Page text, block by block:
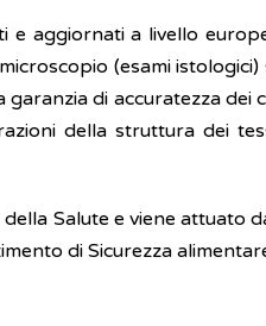
aggiornati a livello
(esami
di accuratezza
della struttura dei
Salute e viene attuato
di Sicurezza